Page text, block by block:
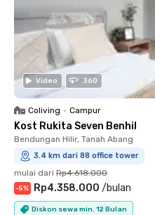
Video 360
Coliving • Campur
Kost Rukita Seven Benhil
Bendungan Hilir, Tanah Abang
3.4 km dari 88 office tower
mulai dari Rp4.618.000
-5% Rp4.358.000 /bulan
Diskon sewa min. 12 Bulan